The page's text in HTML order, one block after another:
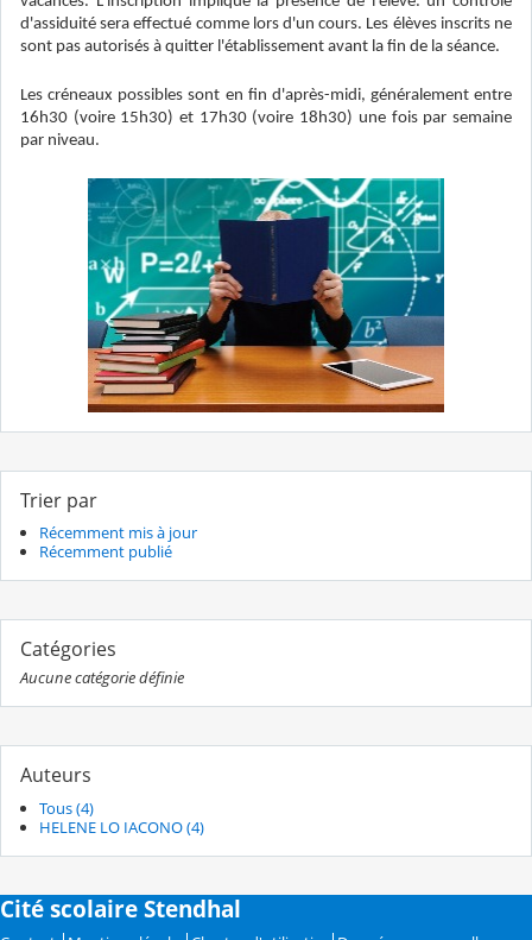
d'assiduité sera effectué comme lors d'un cours. Les élèves inscrits ne
sont pas autorisés à quitter l'établissement avant la fin de la séance.
Les créneaux possibles sont en fin d'après-midi, généralement entre
16h30 (voire 15h30) et 17h30 (voire 18h30) une fois par semaine
par niveau.
Trier par
Récemment mis à jour
Récemment publié
Catégories
Aucune catégorie définie
Auteurs
Tous (4)
HELENE LO IACONO (4)
Cité scolaire Stendhal